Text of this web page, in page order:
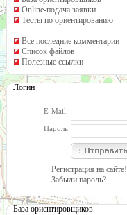
Online-подача заявки
Тесты по ориентированию
Все последние комментарии
Список файлов
Полезные ссылки
Логин
E-Mail:
Пароль
Регистрация на сайте!
Забыли пароль?
База ориентировщиков